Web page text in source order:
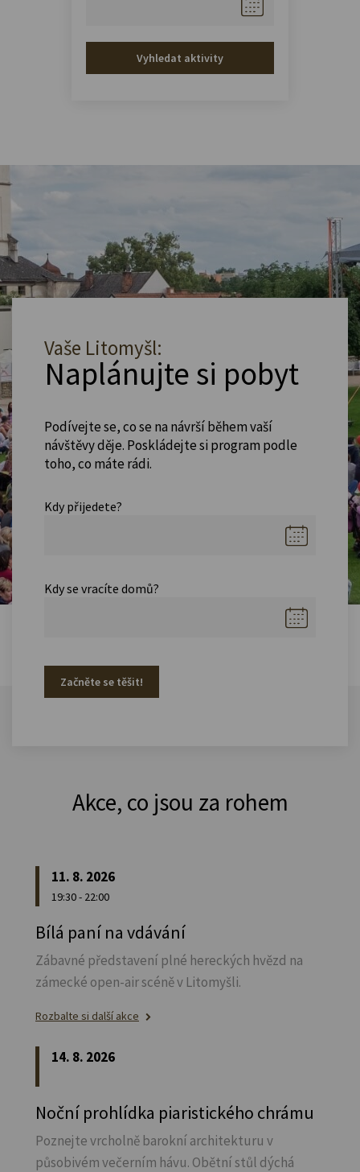
Vyhledat aktivity
Vaše Litomyšl:
Naplánujte si pobyt
Podívejte se, co se na návrší během vaší
návštěvy děje. Poskládejte si program podle
toho, co máte rádi.
Kdy přijedete?
Kdy se vracíte domů?
Začněte se těšit!
Akce, co jsou za rohem
11. 8. 2026
19:30 - 22:00
Bílá paní na vdávání
Zábavné představení plné hereckých hvězd na
zámecké open-air scéně v Litomyšli.
Rozbalte si další akce
14. 8. 2026
Noční prohlídka piaristického chrámu
Poznejte vrcholně barokní architekturu v
působivém večerním hávu. Obětní stůl dýchá